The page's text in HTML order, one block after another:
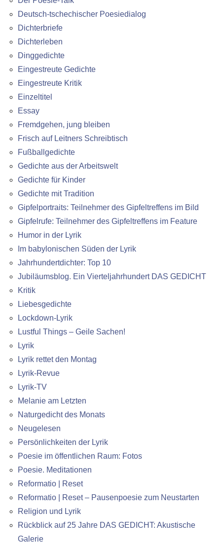
Deutsch-tschechischer Poesiedialog
Dichterbriefe
Dichterleben
Dinggedichte
Eingestreute Gedichte
Eingestreute Kritik
Einzeltitel
Essay
Fremdgehen, jung bleiben
Frisch auf Leitners Schreibtisch
Fußballgedichte
Gedichte aus der Arbeitswelt
Gedichte für Kinder
Gedichte mit Tradition
Gipfelportraits: Teilnehmer des Gipfeltreffens im Bild
Gipfelrufe: Teilnehmer des Gipfeltreffens im Feature
Humor in der Lyrik
Im babylonischen Süden der Lyrik
Jahrhundertdichter: Top 10
Jubiläumsblog. Ein Vierteljahrhundert DAS GEDICHT
Kritik
Liebesgedichte
Lockdown-Lyrik
Lustful Things – Geile Sachen!
Lyrik
Lyrik rettet den Montag
Lyrik-Revue
Lyrik-TV
Melanie am Letzten
Naturgedicht des Monats
Neugelesen
Persönlichkeiten der Lyrik
Poesie im öffentlichen Raum: Fotos
Poesie. Meditationen
Reformatio | Reset
Reformatio | Reset – Pausenpoesie zum Neustarten
Religion und Lyrik
Rückblick auf 25 Jahre DAS GEDICHT: Akustische
Galerie